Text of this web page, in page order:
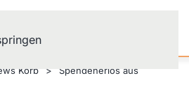
Korb
Spendenerlös aus